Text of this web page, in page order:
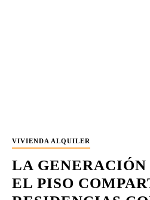
VIVIENDA ALQUILER
LA
EL PISO